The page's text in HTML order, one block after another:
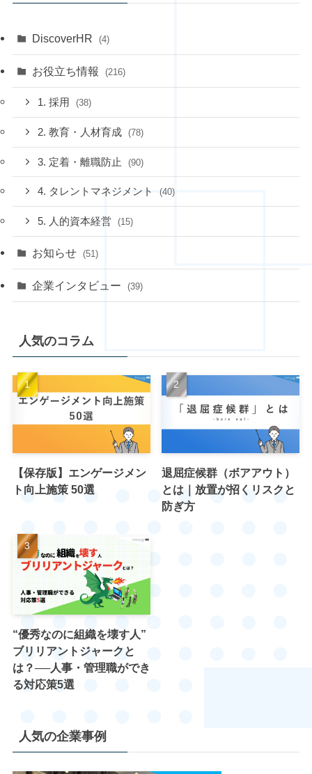
DiscoverHR (4)
お役立ち情報 (216)
1. 採用 (38)
2. 教育・人材育成 (78)
3. 定着・離職防止 (90)
4. タレントマネジメント (40)
5. 人的資本経営 (15)
お知らせ (51)
企業インタビュー (39)
人気のコラム
【保存版】エンゲージメン
ト向上施策 50選
退屈症候群（ボアアウト）
とは｜放置が招くリスクと
防ぎ方
“優秀なのに組織を壊す人”
ブリリアントジャークと
は？──人事・管理職ができ
る対応策5選
人気の企業事例